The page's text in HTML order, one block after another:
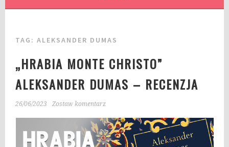
TAG:ALEKSANDER DUMAS
„HRABIA MONTE CHRISTO”
ALEKSANDER DUMAS – RECENZJA
26/06/2023 Zostaw komentarz